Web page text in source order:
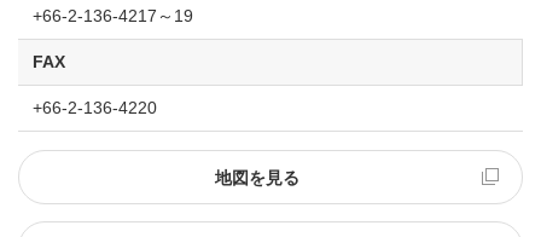
+66-2-136-4217～19
FAX
+66-2-136-4220
地図を見る